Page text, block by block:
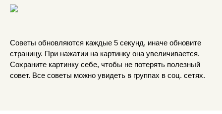
Советы обновляются каждые 5 секунд, иначе обновите
страницу. При нажатии на картинку она увеличивается.
Сохраните картинку себе, чтобы не потерять полезный
совет. Все советы можно увидеть в группах в соц. сетях.